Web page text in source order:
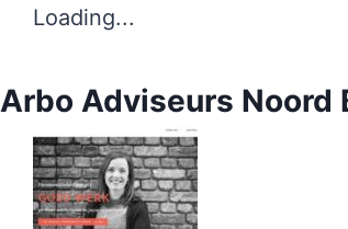
Loading...
Arbo Adviseurs Noord